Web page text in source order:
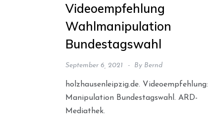
Videoempfehlung
Wahlmanipulation
Bundestagswahl
September 6, 2021 By Bernd
holzhausenleipzig.de. Videoempfehlung:
Manipulation Bundestagswahl. ARD-
Mediathek.